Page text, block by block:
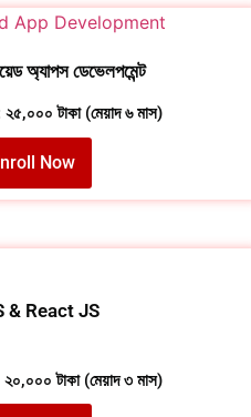
অ্যাপস ডেভেলপমেন্ট
টাকা (মেয়াদ ৬ মাস)
Now
& React JS
টাকা (মেয়াদ ৩ মাস)